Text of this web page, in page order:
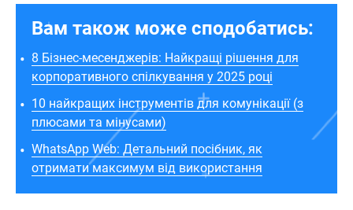
Вам також може сподобатись:
8 Бізнес-месенджерів: Найкращі рішення для
корпоративного спілкування у 2025 році
10 найкращих інструментів для комунікації (з
плюсами та мінусами)
WhatsApp Web: Детальний посібник, як
отримати максимум від використання